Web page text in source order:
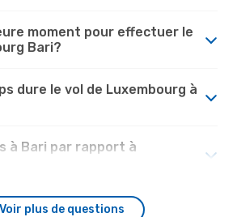
moment pour effectuer le
Bari?
dure le vol de Luxembourg à
à Bari par rapport à
Voir plus de questions